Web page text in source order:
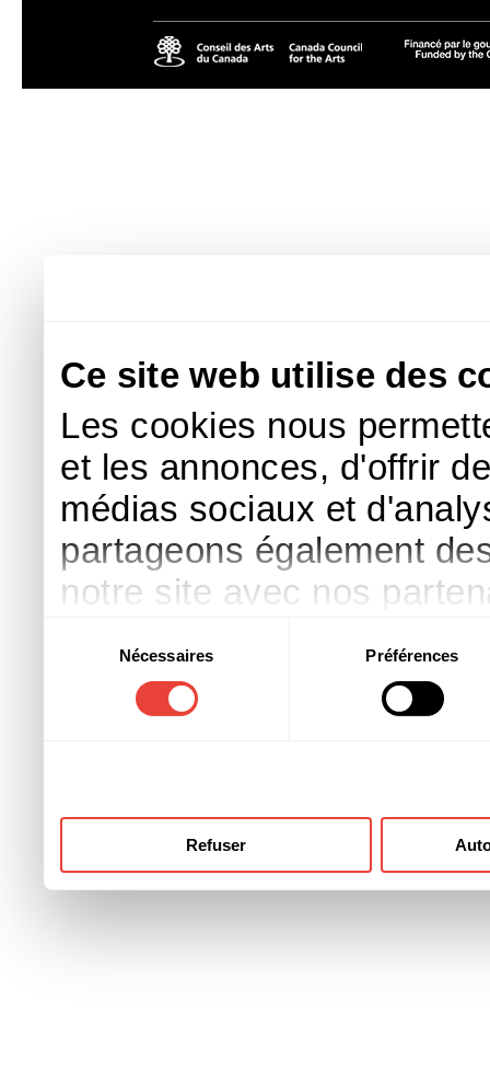
Ce site web utilise des
Les cookies nous
et les annonces, d'offrir
médias sociaux et
partageons également
notre site avec nos
d'autres informations
ont collectées lors de
consentement
Nécessaires Préférences
Refuser